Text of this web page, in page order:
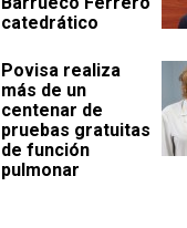
catedrático
Povisa realiza
más de un
centenar de
pruebas gratuitas
de función
pulmonar